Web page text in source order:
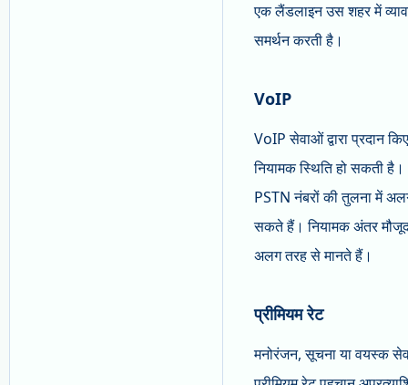
एक लैंडलाइन उस शहर में
समर्थन करती है।
VoIP
VoIP सेवाओं द्वारा प्रदान
नियामक स्थिति हो सकती
PSTN नंबरों की तुलना में
सकते हैं। नियामक अंतर मौजूद
अलग तरह से मानते हैं।
प्रीमियम रेट
मनोरंजन, सूचना या वयस्क